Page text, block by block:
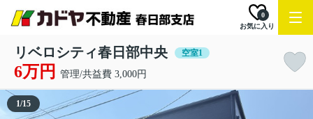
お気に入り
0
リベロシティ春日部中央 空室1
6万円 管理/共益費 3,000円
1/15